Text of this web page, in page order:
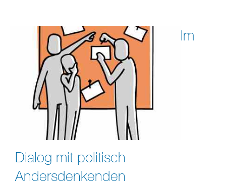
Im
Dialog mit politisch
Andersdenkenden